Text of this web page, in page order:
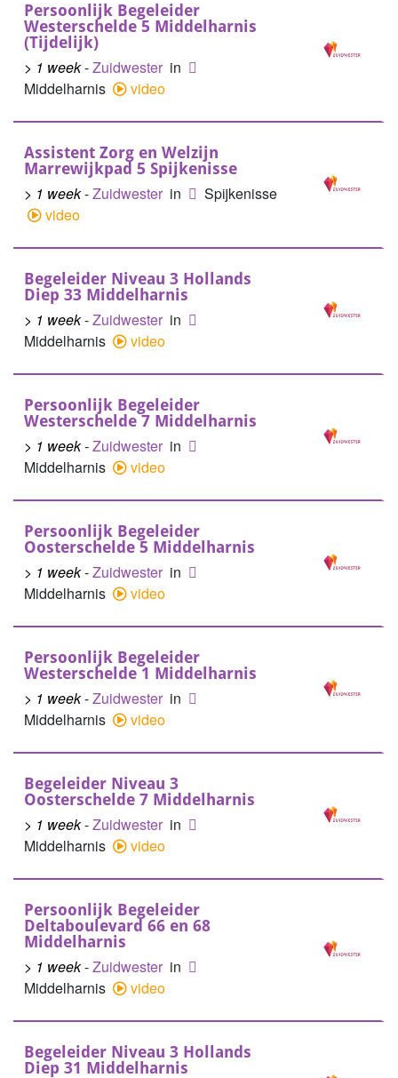
Persoonlijk Begeleider
Westerschelde 5 Middelharnis
(Tijdelijk)
> 1 week-Zuidwester in
Middelharnis
video
Assistent Zorg en Welzijn
Marrewijkpad 5 Spijkenisse
> 1 week-Zuidwester in
Spijkenisse
video
Begeleider Niveau 3 Hollands
Diep 33 Middelharnis
> 1 week-Zuidwester in
Middelharnis
video
Persoonlijk Begeleider
Westerschelde 7 Middelharnis
> 1 week-Zuidwester in
Middelharnis
video
Persoonlijk Begeleider
Oosterschelde 5 Middelharnis
> 1 week-Zuidwester in
Middelharnis
video
Persoonlijk Begeleider
Westerschelde 1 Middelharnis
> 1 week-Zuidwester in
Middelharnis
video
Begeleider Niveau 3
Oosterschelde 7 Middelharnis
> 1 week-Zuidwester in
Middelharnis
video
Persoonlijk Begeleider
Deltaboulevard 66 en 68
Middelharnis
> 1 week-Zuidwester in
Middelharnis
video
Begeleider Niveau 3 Hollands
Diep 31 Middelharnis